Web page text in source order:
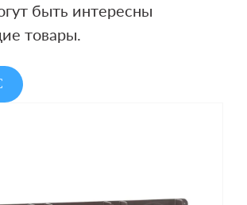
быть интересны
товары.